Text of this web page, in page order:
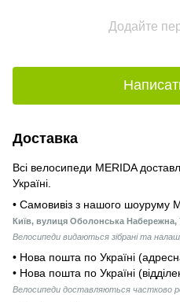
Додайте
Доставка
Всі велосипеди MERIDA
Україні.
• Самовивіз з нашого шоуруму
Київ, вулиця Оболонська Набережна,
Велосипеди видаються зібрані та
• Нова пошта по Україні
• Нова пошта по Україні
Велосипеди доставляються частково